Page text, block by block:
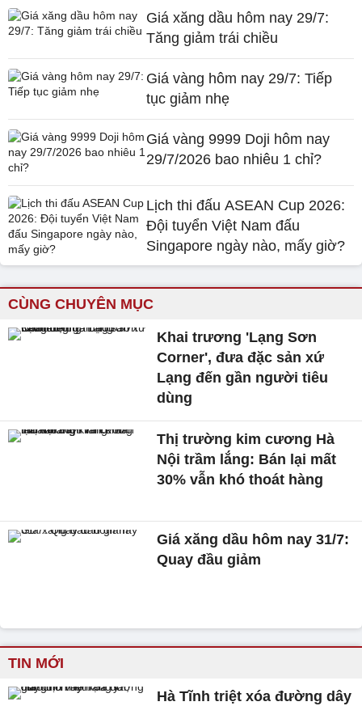
Giá xăng dầu hôm nay 29/7:
Tăng giảm trái chiều
Giá vàng hôm nay 29/7: Tiếp
tục giảm nhẹ
Giá vàng 9999 Doji hôm nay
29/7/2026 bao nhiêu 1 chỉ?
Lịch thi đấu ASEAN Cup 2026:
Đội tuyển Việt Nam đấu
Singapore ngày nào, mấy giờ?
CÙNG CHUYÊN MỤC
Khai trương 'Lạng Sơn
Corner', đưa đặc sản xứ
Lạng đến gần người tiêu
dùng
Thị trường kim cương Hà
Nội trầm lắng: Bán lại mất
30% vẫn khó thoát hàng
Giá xăng dầu hôm nay 31/7:
Quay đầu giảm
TIN MỚI
Hà Tĩnh triệt xóa đường dây